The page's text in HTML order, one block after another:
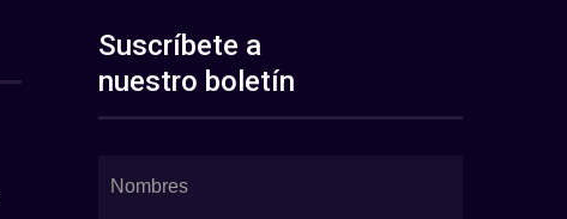
Suscríbete a
nuestro boletín